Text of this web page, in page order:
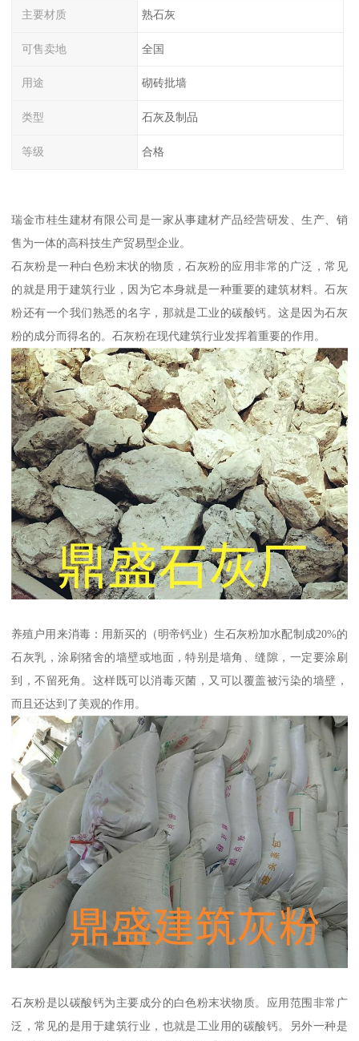
主要材质 熟石灰
可售卖地 全国
用途 砌砖批墙
类型 石灰及制品
等级 合格
瑞金市桂生建材有限公司是一家从事建材产品经营研发、生产、销
售为一体的高科技生产贸易型企业。
石灰粉是一种白色粉末状的物质，石灰粉的应用非常的广泛，常见
的就是用于建筑行业，因为它本身就是一种重要的建筑材料。石灰
粉还有一个我们熟悉的名字，那就是工业的碳酸钙。这是因为石灰
粉的成分而得名的。石灰粉在现代建筑行业发挥着重要的作用。
养殖户用来消毒：用新买的（明帝钙业）生石灰粉加水配制成20%的
石灰乳，涂刷猪舍的墙壁或地面，特别是墙角、缝隙，一定要涂刷
到，不留死角。这样既可以消毒灭菌，又可以覆盖被污染的墙壁，
而且还达到了美观的作用。
石灰粉是以碳酸钙为主要成分的白色粉末状物质。应用范围非常广
泛，常见的是用于建筑行业，也就是工业用的碳酸钙。另外一种是